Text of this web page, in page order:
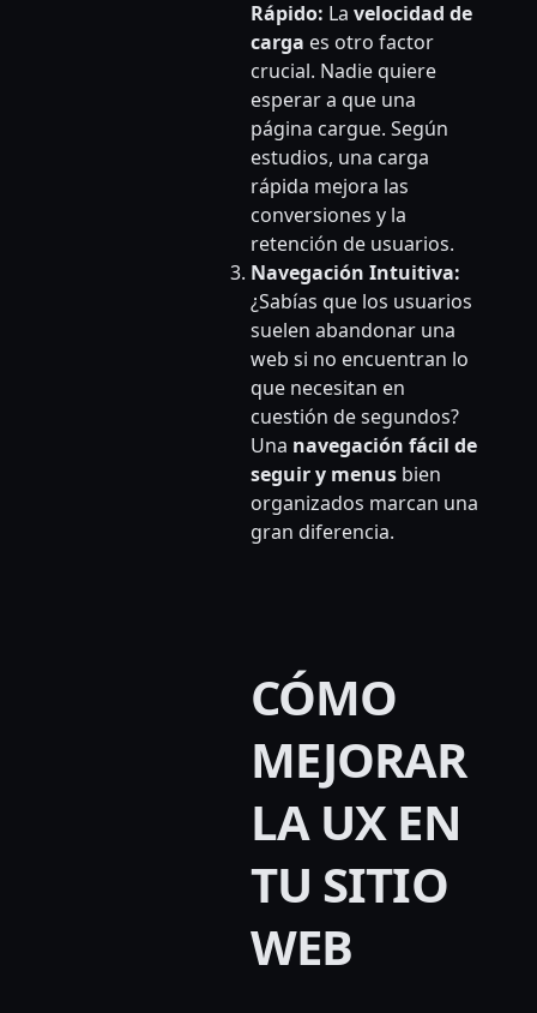
Rápido: La velocidad de
carga es otro factor
crucial. Nadie quiere
esperar a que una
página cargue. Según
estudios, una carga
rápida mejora las
conversiones y la
retención de usuarios.
Navegación Intuitiva:
¿Sabías que los usuarios
suelen abandonar una
web si no encuentran lo
que necesitan en
cuestión de segundos?
Una navegación fácil de
seguir y menusbien
organizados marcan una
gran diferencia.
CÓMO
MEJORAR
LA UX EN
TU SITIO
WEB